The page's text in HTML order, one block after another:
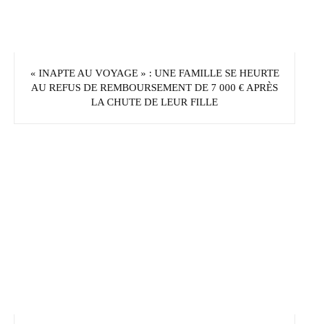
« INAPTE AU VOYAGE » : UNE FAMILLE SE HEURTE
AU REFUS DE REMBOURSEMENT DE 7 000 € APRÈS
LA CHUTE DE LEUR FILLE